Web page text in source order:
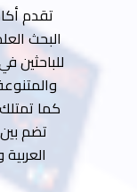
تقدم
البحث
للباحثين
كما
تضم